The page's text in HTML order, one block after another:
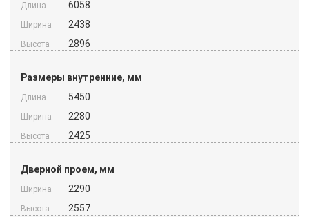
Длина 6058
Ширина 2438
Высота 2896
Размеры внутренние, мм
Длина 5450
Ширина 2280
Высота 2425
Дверной проем, мм
Ширина 2290
Высота 2557